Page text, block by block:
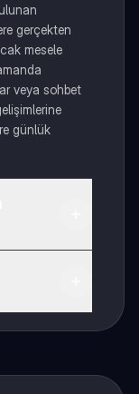
gerçekten
mesele
veya sohbet
günlük